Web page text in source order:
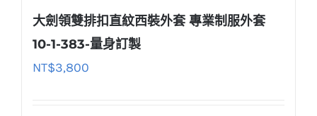
大劍領雙排扣直紋西裝外套 專業制服外套
10-1-383-量身訂製
NT$3,800